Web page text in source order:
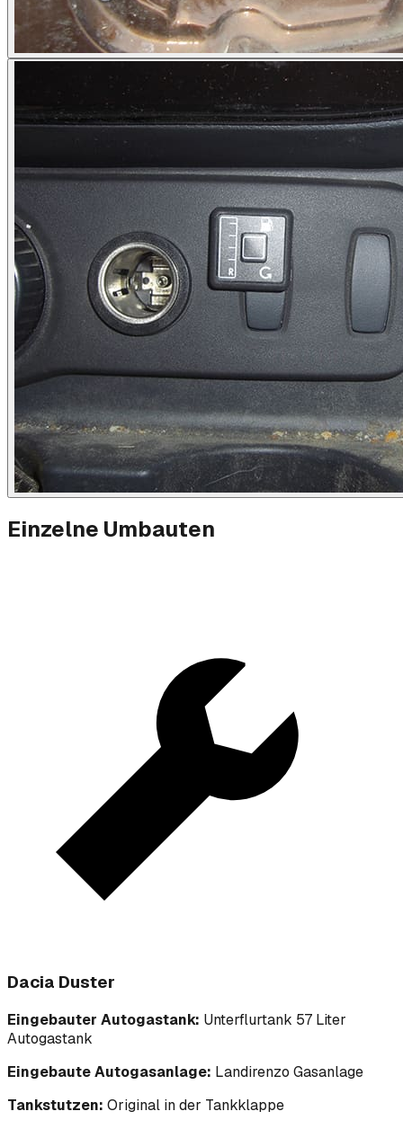
Einzelne Umbauten
Dacia Duster
Eingebauter Autogastank: Unterflurtank 57 Liter
Autogastank
Eingebaute Autogasanlage: Landirenzo Gasanlage
Tankstutzen: Original in der Tankklappe